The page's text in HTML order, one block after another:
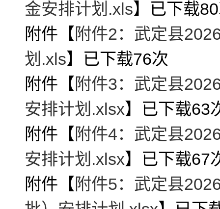
金安排计划.xls】已下载80
附件【 附件2：武定县
划.xls】已下载76次
附件【 附件3：武定县
安排计划.xlsx】已下载63
附件【 附件4：武定县
安排计划.xlsx】已下载67
附件【 附件5：武定县